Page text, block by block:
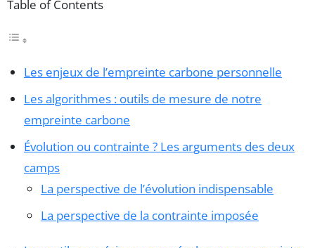
Table of Contents
Les enjeux de l’empreinte carbone personnelle
Les algorithmes : outils de mesure de notre
empreinte carbone
Évolution ou contrainte ? Les arguments des deux
camps
La perspective de l’évolution indispensable
La perspective de la contrainte imposée